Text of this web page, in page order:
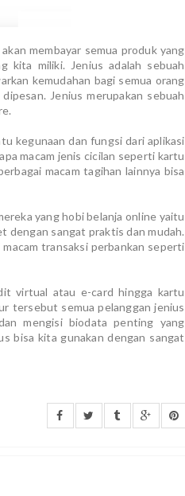
membayar semua produk yang
kita miliki. Jenius adalah sebuah
kemudahan bagi semua orang
Jenius merupakan sebuah
kegunaan dan fungsi dari aplikasi
macam jenis cicilan seperti kartu
macam tagihan lainnya bisa
yang hobi belanja online yaitu
dengan sangat praktis dan mudah.
transaksi perbankan seperti
virtual atau e-card hingga kartu
tersebut semua pelanggan jenius
mengisi biodata penting yang
bisa kita gunakan dengan sangat